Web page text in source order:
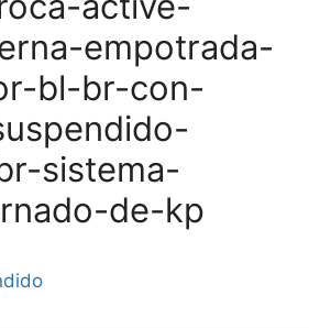
empotrada-
bl-br-con-
sistema-
de-kp